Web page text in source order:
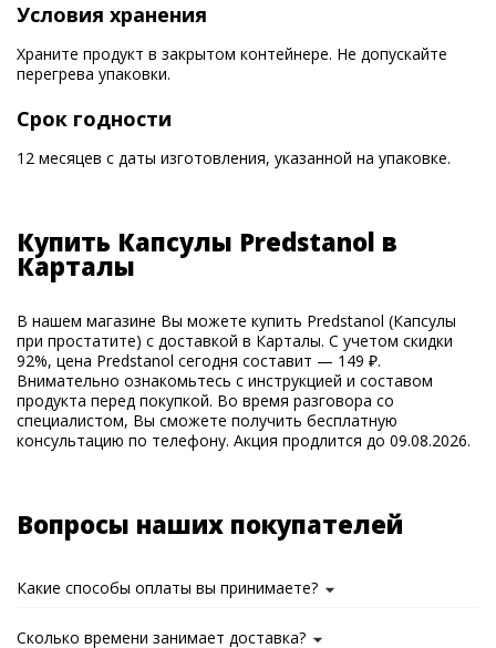
Условия хранения
Храните продукт в закрытом контейнере. Не допускайте
перегрева упаковки.
Срок годности
12 месяцев с даты изготовления, указанной на упаковке.
Купить Капсулы Predstanol в
Карталы
В нашем магазине Вы можете купить Predstanol (Капсулы
при простатите) с доставкой в Карталы. С учетом скидки
92%, цена Predstanol сегодня составит — 149 ₽.
Внимательно ознакомьтесь с инструкцией и составом
продукта перед покупкой. Во время разговора со
специалистом, Вы сможете получить бесплатную
консультацию по телефону. Акция продлится до 09.08.2026.
Вопросы наших покупателей
Какие способы оплаты вы принимаете?
Сколько времени занимает доставка?